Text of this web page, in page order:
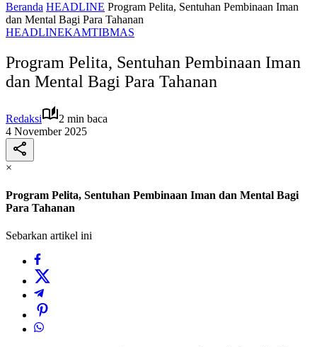
Beranda HEADLINE Program Pelita, Sentuhan Pembinaan Iman
dan Mental Bagi Para Tahanan
HEADLINEKAMTIBMAS
Program Pelita, Sentuhan Pembinaan Iman
dan Mental Bagi Para Tahanan
Redaksi
2 min baca
4 November 2025
×
Program Pelita, Sentuhan Pembinaan Iman dan Mental Bagi
Para Tahanan
Sebarkan artikel ini